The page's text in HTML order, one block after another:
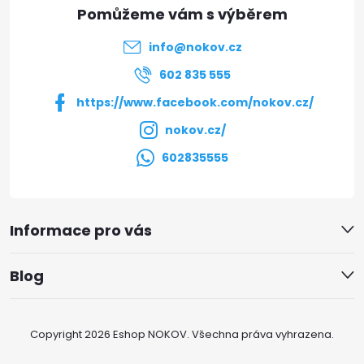
info@nokov.cz
602 835 555
https://www.facebook.com/nokov.cz/
nokov.cz/
602835555
Informace pro vás
Blog
Copyright 2026 Eshop NOKOV. Všechna práva vyhrazena.